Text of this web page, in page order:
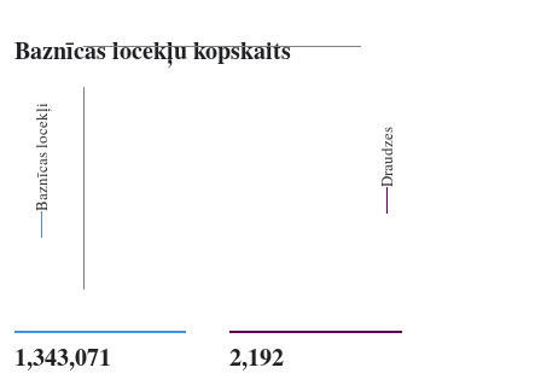
Baznīcas locekļu kopskaits
Baznīcas locekļi Draudzes
1,343,071 2,192